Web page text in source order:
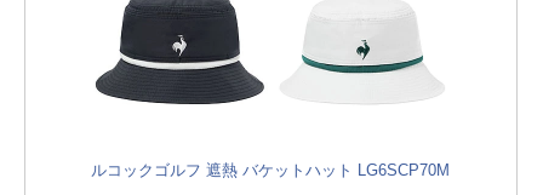
ルコックゴルフ 遮熱 バケットハット LG6SCP70M